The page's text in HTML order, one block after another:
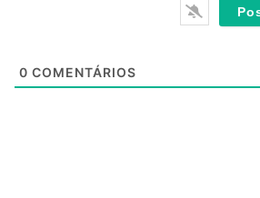
0 COMENTÁRIOS